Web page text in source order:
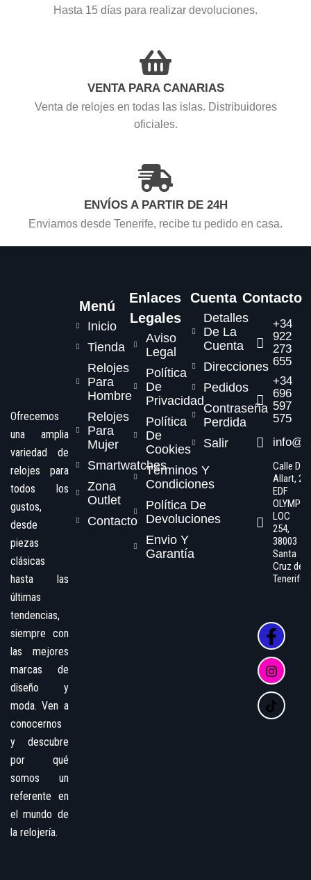
Hasta 15 días para realizar devoluciones.
VENTA PARA CANARIAS
Venta de relojes en todas las islas. Distribuidores
oficiales.
ENVÍOS A PARTIR DE 24H
Enviamos desde Tenerife, recibe tu pedido en casa.
Ofrecemos
una amplia
variedad de
relojes para
todos los
gustos,
desde
piezas
clásicas
hasta las
últimas
tendencias,
siempre con
las mejores
marcas de
diseño y
moda. Ven a
conocernos
y descubre
por qué
somos un
referente en
el mundo de
la relojería.
Menú
Inicio
Tienda
Relojes
Para
Hombre
Relojes
Para
Mujer
Smartwatches
Zona
Outlet
Contacto
Enlaces
Legales
Aviso
Legal
Política
De
Privacidad
Política
De
Cookies
Términos Y
Condiciones
Política De
Devoluciones
Envio Y
Garantía
Cuenta
Detalles
De La
Cuenta
Direcciones
Pedidos
Contraseña
Perdida
Salir
Contacto
+34
922
273
655
+34
696
597
575
Calle Dr.
Allart, 2,
EDF
OLYMPO
LOC
254,
38003
Santa
Cruz de
Tenerife